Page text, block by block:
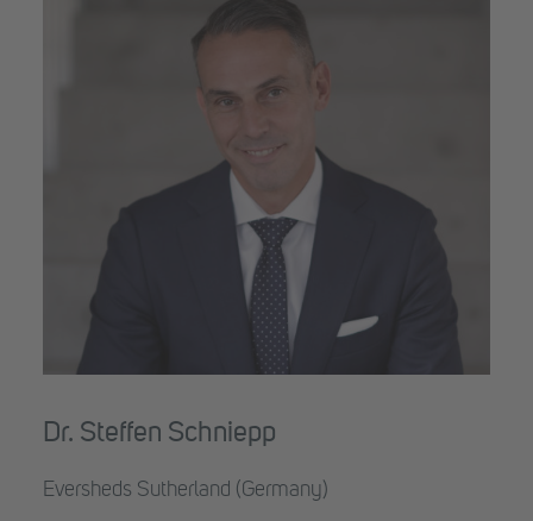
Newsletter
Archiv
Dr. Steffen Schniepp
Eversheds Sutherland (Germany)